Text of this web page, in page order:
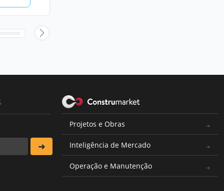
Projetos e Obras
Inteligência de Mercado
Operação e Manutenção